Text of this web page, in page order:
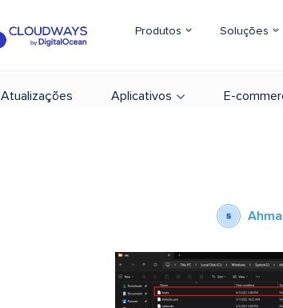
Produtos Soluções
Atualizações Aplicativos E-